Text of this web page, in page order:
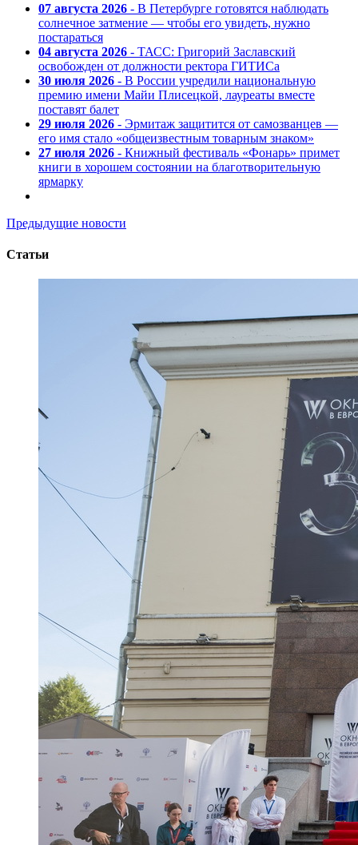
07 августа 2026 - В Петербурге готовятся наблюдать
солнечное затмение — чтобы его увидеть, нужно
постараться
04 августа 2026 - ТАСС: Григорий Заславский
освобожден от должности ректора ГИТИСа
30 июля 2026 - В России учредили национальную
премию имени Майи Плисецкой, лауреаты вместе
поставят балет
29 июля 2026 - Эрмитаж защитится от самозванцев —
его имя стало «общеизвестным товарным знаком»
27 июля 2026 - Книжный фестиваль «Фонарь» примет
книги в хорошем состоянии на благотворительную
ярмарку
Предыдущие новости
Статьи